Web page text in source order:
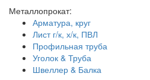
Металлопрокат:
Арматура, круг
Лист г/к, х/к, ПВЛ
Профильная труба
Уголок & Труба
Швеллер & Балка